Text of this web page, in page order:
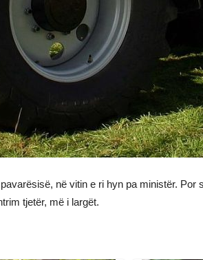
në vitin e ri hyn pa ministër.
tjetër, më i largët.